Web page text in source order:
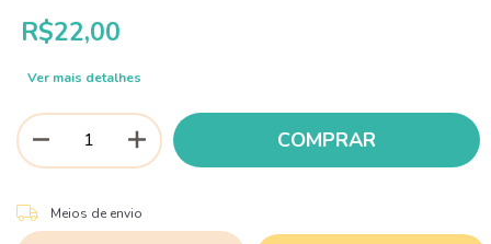
R$22,00
Ver mais detalhes
Entregas para o CEP:
Meios de envio